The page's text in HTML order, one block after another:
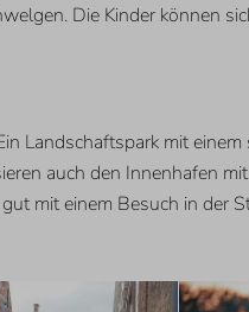
Die Kinder können
Landschaftspark mit
auch den Innenhafen
mit einem Besuch in der